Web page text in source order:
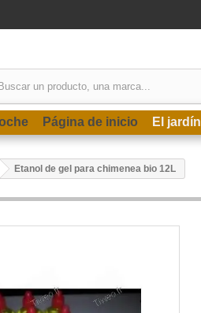
Página de inicio El jardín
Etanol de gel para chimenea bio 12L